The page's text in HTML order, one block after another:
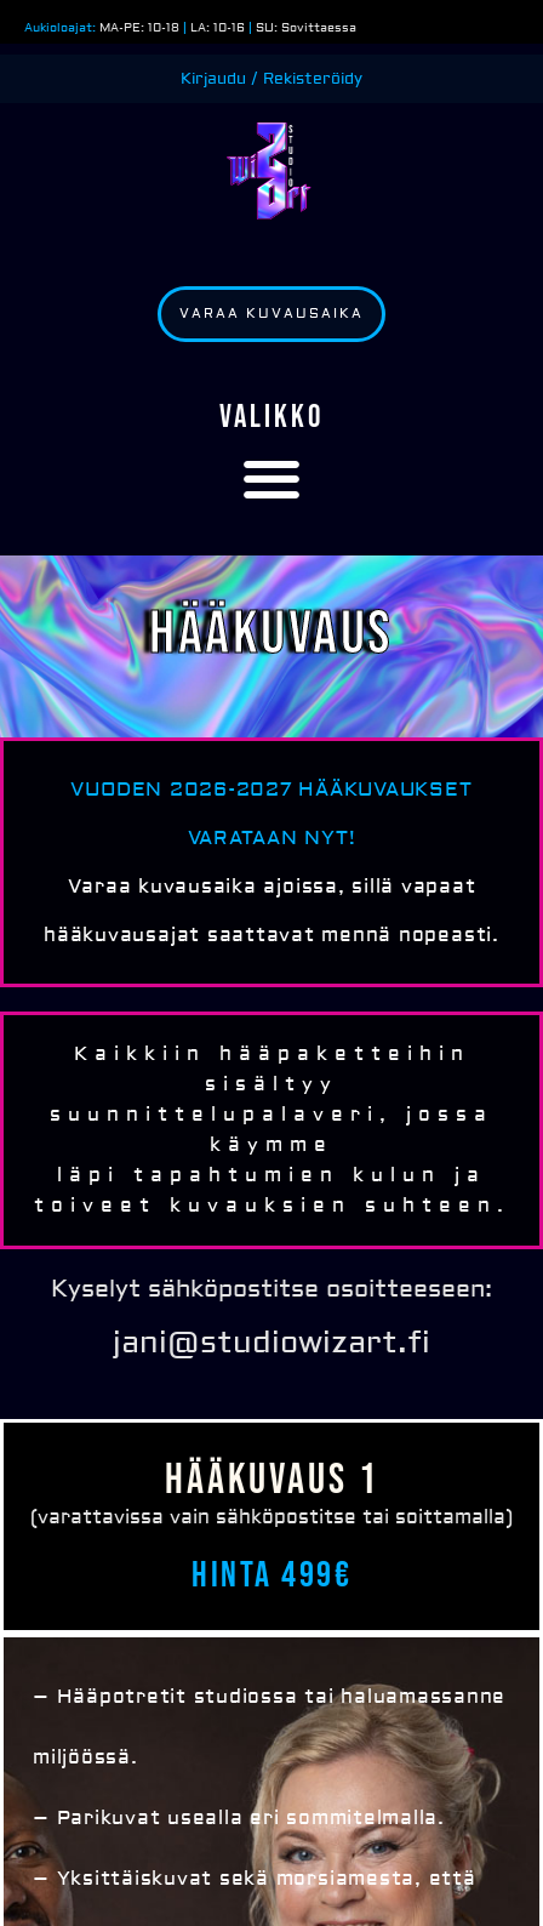
sisältöön
Aukioloajat: MA-PE: 10-18 | LA: 10-16 | SU: Sovittaessa
Kirjaudu / Rekisteröidy
VARAA KUVAUSAIKA
VALIKKO
Hääkuvaus
VUODEN 2026-2027 HÄÄKUVAUKSET
VARATAAN NYT!
Varaa kuvausaika ajoissa, sillä vapaat
hääkuvausajat saattavat mennä nopeasti.
Kaikkiin hääpaketteihin
sisältyy
suunnittelupalaveri, jossa
käymme
läpi tapahtumien kulun ja
toiveet kuvauksien suhteen.
Kyselyt sähköpostitse osoitteeseen:
jani@studiowizart.fi
HÄÄKUVAUS 1
(varattavissa vain sähköpostitse tai soittamalla)
Hinta 499€
– Hääpotretit studiossa tai haluamassanne
miljöössä.
– Parikuvat usealla eri sommitelmalla.
– Yksittäiskuvat sekä morsiamesta, että